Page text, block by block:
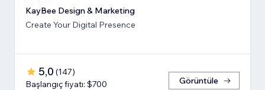
KayBee Design & Marketing
Create Your Digital Presence
5,0 (147)
Başlangıç fiyatı: $700
Görüntüle